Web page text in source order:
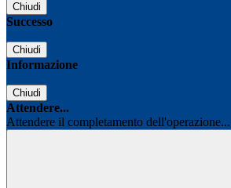
Chiudi
Successo
Chiudi
Informazione
Chiudi
Attendere...
Attendere il completamento dell'operazione...